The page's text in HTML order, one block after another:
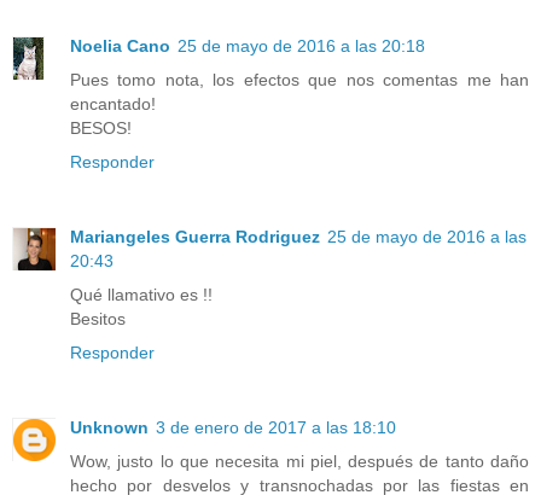
Noelia Cano 25 de mayo de 2016 a las 20:18
Pues tomo nota, los efectos que nos comentas me han
encantado!
BESOS!
Responder
Mariangeles Guerra Rodriguez 25 de mayo de 2016 a las
20:43
Qué llamativo es !!
Besitos
Responder
Unknown 3 de enero de 2017 a las 18:10
Wow, justo lo que necesita mi piel, después de tanto daño
hecho por desvelos y transnochadas por las fiestas en